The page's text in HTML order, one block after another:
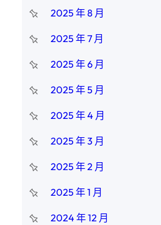
2025 年 8 月
2025 年 7 月
2025 年 6 月
2025 年 5 月
2025 年 4 月
2025 年 3 月
2025 年 2 月
2025 年 1 月
2024 年 12 月